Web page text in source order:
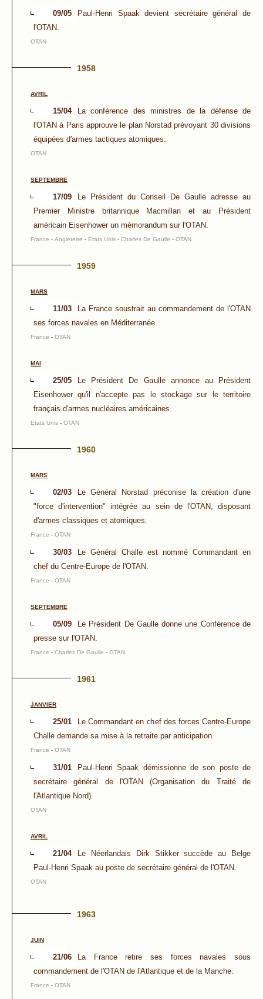
09/05
Paul-Henri Spaak devient secrétaire général de
l'OTAN.
OTAN
1958
AVRIL
15/04
La conférence des ministres de la défense de
l'OTAN à Paris approuve le plan Norstad prévoyant 30 divisions
équipées d'armes tactiques atomiques.
OTAN
SEPTEMBRE
17/09
Le Président du Conseil De Gaulle adresse au
Premier Ministre britannique Macmillan et au Président
américain Eisenhower un mémorandum sur l'OTAN.
France - Angleterre - Etats Unis - Charles De Gaulle - OTAN
1959
MARS
11/03
La France soustrait au commandement de l'OTAN
ses forces navales en Méditerranée.
France - OTAN
MAI
25/05
Le Président De Gaulle annonce au Président
Eisenhower qu'il n'accepte pas le stockage sur le territoire
français d'armes nucléaires américaines.
Etats Unis - OTAN
1960
MARS
02/03
Le Général Norstad préconise la création d'une
"force d'intervention" intégrée au sein de l'OTAN, disposant
d'armes classiques et atomiques.
France - OTAN
30/03
Le Général Challe est nommé Commandant en
chef du Centre-Europe de l'OTAN.
France - OTAN
SEPTEMBRE
05/09
Le Président De Gaulle donne une Conférence de
presse sur l'OTAN.
France - Charles De Gaulle - OTAN
1961
JANVIER
25/01
Le Commandant en chef des forces Centre-Europe
Challe demande sa mise à la retraite par anticipation.
France - OTAN
31/01
Paul-Henri Spaak démissionne de son poste de
secrétaire général de l'OTAN (Organisation du Traité de
l'Atlantique Nord).
OTAN
AVRIL
21/04
Le Néerlandais Dirk Stikker succède au Belge
Paul-Henri Spaak au poste de secrétaire général de l'OTAN.
OTAN
1963
JUIN
21/06
La France retire ses forces navales sous
commandement de l'OTAN de l'Atlantique et de la Manche.
France - OTAN